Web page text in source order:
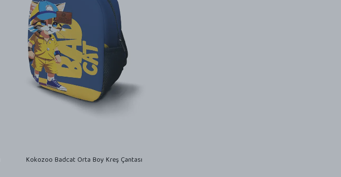
Kokozoo Badcat Orta Boy Kreş Çantası